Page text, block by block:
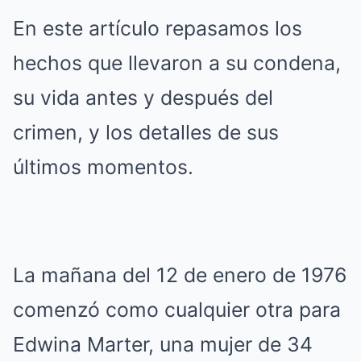
En este artículo repasamos los
hechos que llevaron a su condena,
su vida antes y después del
crimen, y los detalles de sus
últimos momentos.
La mañana del 12 de enero de 1976
comenzó como cualquier otra para
Edwina Marter, una mujer de 34